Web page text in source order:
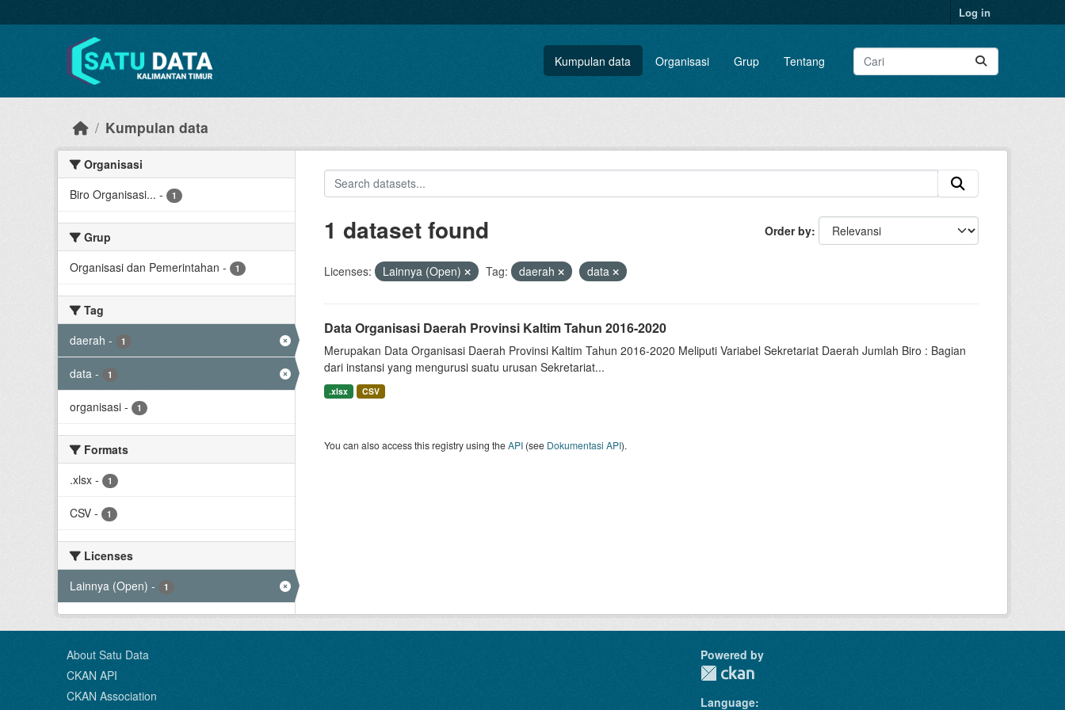
Log in
Kumpulan data Organisasi Grup Tentang
Kumpulan data
Organisasi
Biro Organisasi... - 1
Grup
Organisasi dan Pemerintahan - 1
Tag
daerah - 1
data - 1
organisasi - 1
Formats
.xlsx - 1
CSV - 1
Licenses
Lainnya (Open) - 1
Order by
1 dataset found
Licenses: Lainnya (Open) Tag: daerah data
Data Organisasi Daerah Provinsi Kaltim Tahun 2016-2020
Merupakan Data Organisasi Daerah Provinsi Kaltim Tahun 2016-2020 Meliputi Variabel Sekretariat Daerah Jumlah Biro : Bagian
dari instansi yang mengurusi suatu urusan Sekretariat...
.xlsx CSV
You can also access this registry using theAPI(see Dokumentasi API).
About Satu Data
CKAN API
CKAN Association
Powered by
Language